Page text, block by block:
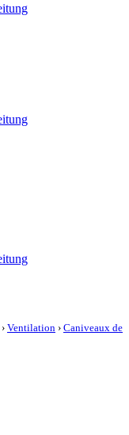
› Ventilation › Caniveaux de